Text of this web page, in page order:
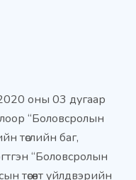
оны 03 дугаар
“Боловсролын
төслийн баг,
“Боловсролын
төсөвт үйлдвэрийн